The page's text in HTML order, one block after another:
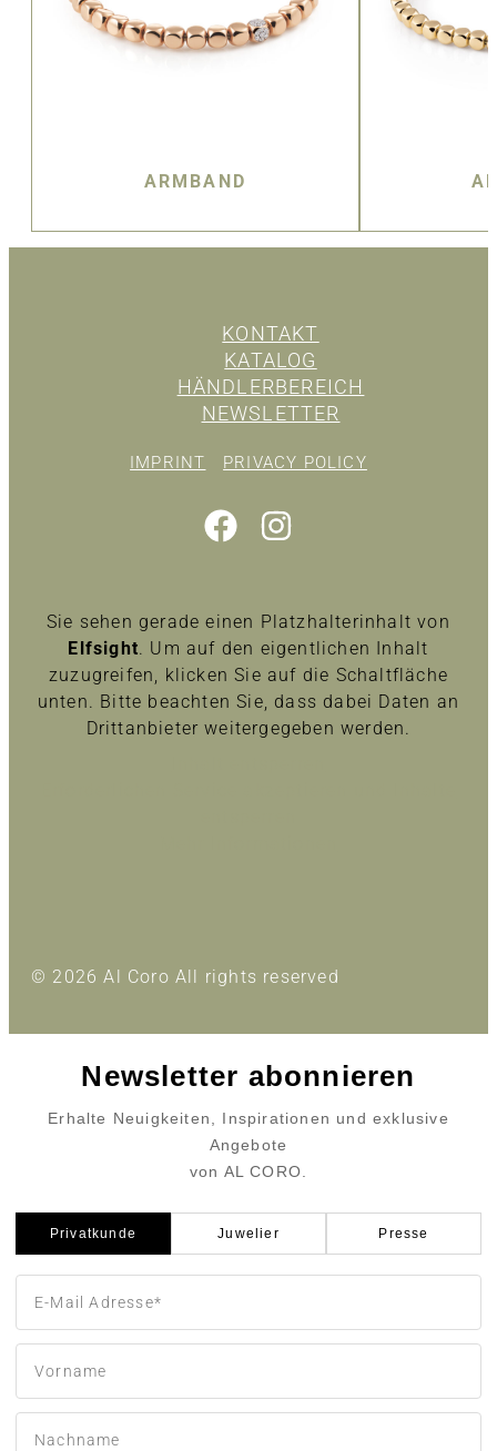
ARMBAND
KONTAKT
KATALOG
HÄNDLERBEREICH
NEWSLETTER
IMPRINT PRIVACY POLICY
Sie sehen gerade einen Platzhalterinhalt von
Elfsight. Um auf den eigentlichen Inhalt
zuzugreifen, klicken Sie auf die Schaltfläche
unten. Bitte beachten Sie, dass dabei Daten an
Drittanbieter weitergegeben werden.
© 2026 Al Coro All rights reserved
Newsletter abonnieren
Erhalte Neuigkeiten, Inspirationen und exklusive
Angebote
von AL CORO.
Privatkunde Juwelier Presse